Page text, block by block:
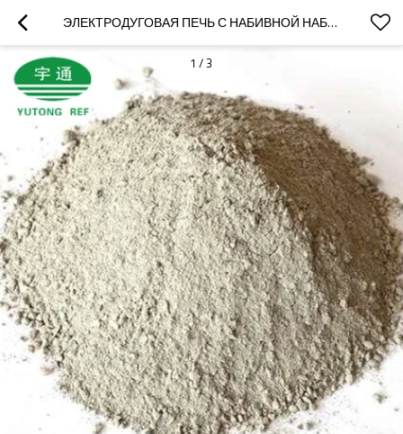
ЭЛЕКТРОДУГОВАЯ ПЕЧЬ С НАБИВНОЙ НАБИВНОЙ СМЕСЬЮ 60-92
1 /3